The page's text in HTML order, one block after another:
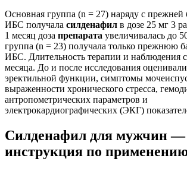
Основная группа (n = 27) наряду с прежней
ИБС получала силденафил в дозе 25 мг 3
1 месяц доза препарата увеличивалась до
группа (n = 23) получала только прежнюю
ИБС. Длительность терапии и наблюдения
месяца. До и после исследования
эректильной функции, симптомы
выраженности хронического стресса,
антропометрических параметров и
электрокардиографических (ЭКГ)
Силденафил для мужчин —
инструкция по